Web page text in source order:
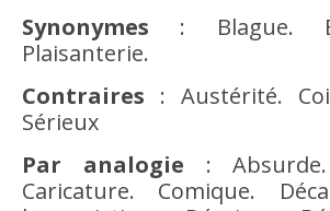
Synonymes : Blague.
Plaisanterie.
Contraires : Austérité.
Sérieux
Par analogie :Absurde
Caricature. Comique.